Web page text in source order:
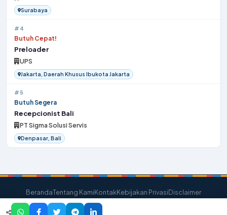
Surabaya
#4
Butuh Cepat!
Preloader
UPS
Jakarta, Daerah Khusus Ibukota Jakarta
#5
Butuh Segera
Recepcionist Bali
PT Sigma Solusi Servis
Denpasar, Bali
BerandaTentang KamiKontakKebijakan PrivasiDisclaimer
© 2026 Bursakerjaloker. All Rights Reserved.